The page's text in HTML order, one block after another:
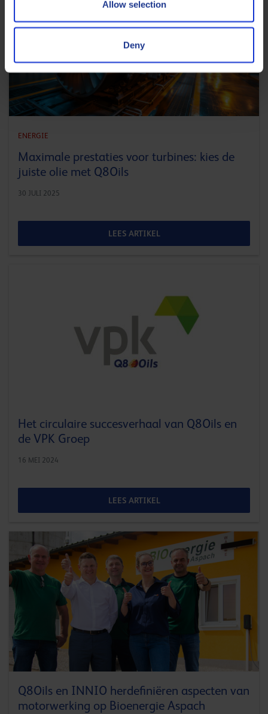
Allow selection
Deny
ENERGIE
Maximale prestaties voor turbines: kies de
juiste olie met Q8Oils
30 JULI 2025
LEES ARTIKEL
Het circulaire succesverhaal van Q8Oils en
de VPK Groep
16 MEI 2024
LEES ARTIKEL
Q8Oils en INNIO herdefiniëren aspecten van
motorwerking op Bioenergie Aspach